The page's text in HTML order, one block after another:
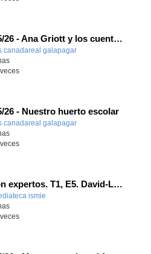
Podcast 25/26 - Ana Griott y los cuentos de las voces olvidadas
canadareal galapagar-
veces
26 - Nuestro huerto escolar
canadareal galapagar-
veces
Charlas con expertos. T1, E5. David-Li Ilundáin Reviriego
ismie